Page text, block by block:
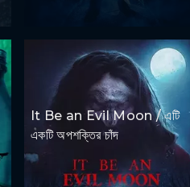
It Be an Evil Moon / এটি
একটি অপশক্তির চাঁদ